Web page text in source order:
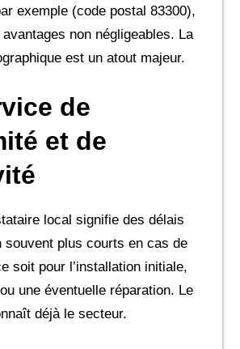
exemple (code postal 83300),
non négligeables. La
est un atout majeur.
de
et de
local signifie des délais
souvent plus courts en cas de
soit pour l’installation initiale,
une éventuelle réparation. Le
déjà le secteur.